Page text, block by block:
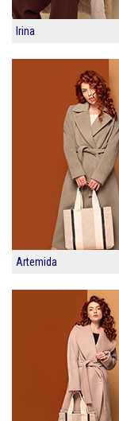
Irina
Artemida